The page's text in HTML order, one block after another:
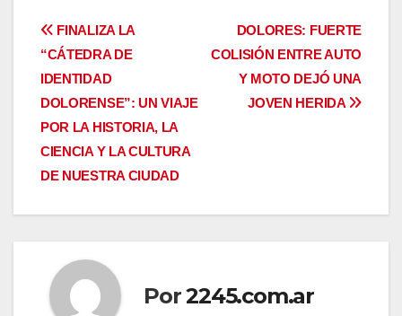
Navegación
de
entradas
DOLORES: FUERTE
COLISIÓN ENTRE AUTO
Y MOTO DEJÓ UNA
JOVEN HERIDA
FINALIZA LA
“CÁTEDRA DE
IDENTIDAD
DOLORENSE”: UN VIAJE
POR LA HISTORIA, LA
CIENCIA Y LA CULTURA
DE NUESTRA CIUDAD
Por2245.com.ar